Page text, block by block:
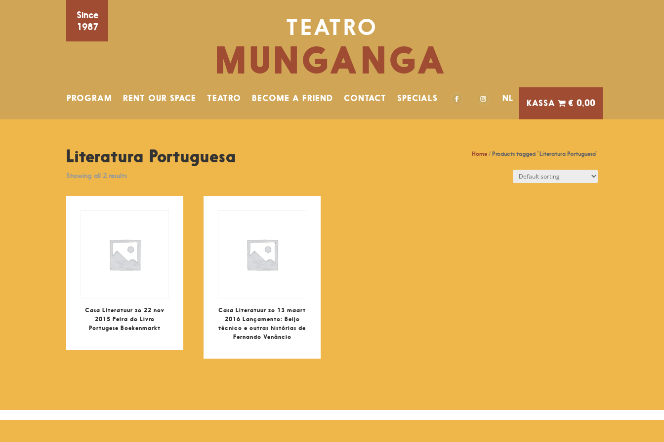
Since
1987
TEATRO
MUNGANGA
PROGRAM RENT OUR SPACE TEATRO BECOME A FRIEND CONTACT SPECIALS NL € 0,00
Home/ Products tagged “Literatura Portuguesa”
Literatura Portuguesa
Showing all 2 results
Casa Literatuur zo 22 nov
2015 Feira do Livro
Portugese Boekenmarkt
Casa Literatuur zo 13 maart
2016 Lançamento: Beijo
técnico e outras histórias de
Fernando Venâncio